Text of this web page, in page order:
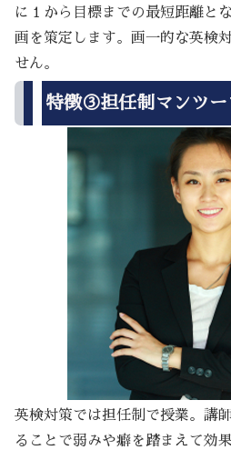
に１から目標までの最短距離と
画を策定します。画一的な英検
せん。
特徴③担任制マンツー
英検対策では担任制で授業。講
ることで弱みや癖を踏まえて効